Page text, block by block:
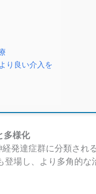
り良い介入を
多様化
発達症群に分類さ
場し、より多角的な